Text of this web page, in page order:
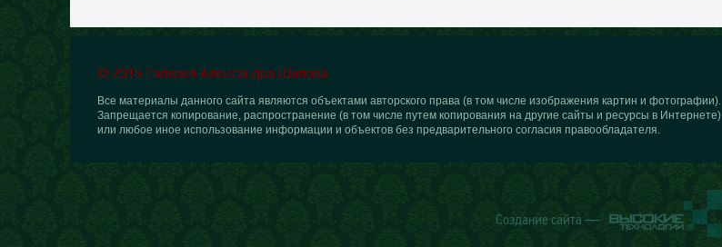
© 2015 Галерея Александра Шилова
Все материалы данного сайта являются объектами авторского права (в том числе изображения картин и фотографии).
Запрещается копирование, распространение (в том числе путем копирования на другие сайты и ресурсы в Интернете)
или любое иное использование информации и объектов без предварительного согласия правообладателя.
Создание сайта —